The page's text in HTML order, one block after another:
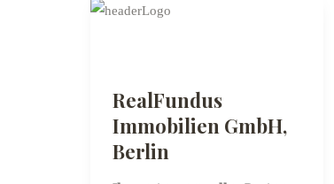
RealFundus
Immobilien GmbH,
Berlin